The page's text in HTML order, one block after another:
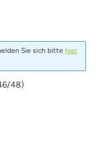
Sie sich bitte hier
48)